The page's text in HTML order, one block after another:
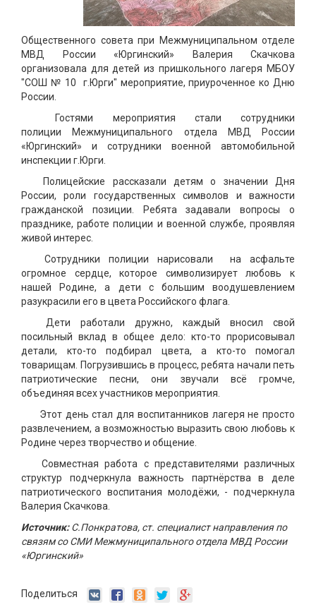
Общественного совета при Межмуниципальном отделе
МВД России «Юргинский» Валерия Скачкова
организовала для детей из пришкольного лагеря МБОУ
"СОШ № 10 г.Юрги" мероприятие, приуроченное ко Дню
России.
Гостями мероприятия стали сотрудники
полиции Межмуниципального отдела МВД России
«Юргинский» и сотрудники военной автомобильной
инспекции г.Юрги.
Полицейские рассказали детям о значении Дня
России, роли государственных символов и важности
гражданской позиции. Ребята задавали вопросы о
празднике, работе полиции и военной службе, проявляя
живой интерес.
Сотрудники полиции нарисовали на асфальте
огромное сердце, которое символизирует любовь к
нашей Родине, а дети с большим воодушевлением
разукрасили его в цвета Российского флага.
Дети работали дружно, каждый вносил свой
посильный вклад в общее дело: кто-то прорисовывал
детали, кто-то подбирал цвета, а кто-то помогал
товарищам. Погрузившись в процесс, ребята начали петь
патриотические песни, они звучали всё громче,
объединяя всех участников мероприятия.
Этот день стал для воспитанников лагеря не просто
развлечением, а возможностью выразить свою любовь к
Родине через творчество и общение.
Совместная работа с представителями различных
структур подчеркнула важность партнёрства в деле
патриотического воспитания молодёжи, - подчеркнула
Валерия Скачкова.
Источник:С.Понкратова, ст. специалист направления по
связям со СМИ Межмуниципального отдела МВД России
«Юргинский»
Поделиться